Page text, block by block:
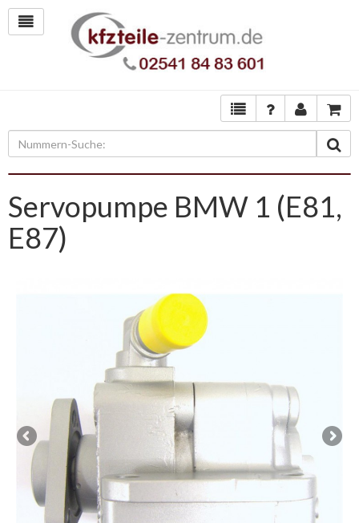
Servopumpe BMW 1 (E81,
E87)